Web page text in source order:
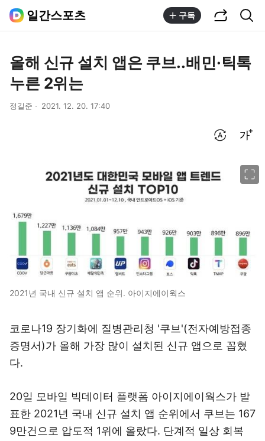
일간스포츠 구독
올해 신규 설치 앱은 쿠브..배민·틱톡
누른 2위는
정길준 2021. 12. 20. 17:40
2021년 국내 신규 설치 앱 순위. 아이지에이웍스
코로나19 장기화에 질병관리청 '쿠브'(전자예방접종
증명서)가 올해 가장 많이 설치된 신규 앱으로 꼽혔
다.
20일 모바일 빅데이터 플랫폼 아이지에이웍스가 발
표한 2021년 국내 신규 설치 앱 순위에서 쿠브는 167
9만건으로 압도적 1위에 올랐다. 단계적 일상 회복